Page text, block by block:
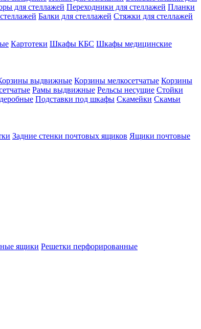
для стеллажей Переходники для стеллажей Планки
Балки для стеллажей Стяжки для стеллажей
Картотеки Шкафы КБС Шкафы медицинские
выдвижные Корзины мелкосетчатые Корзины
Рамы выдвижные Рельсы несущие Стойки
Подставки под шкафы Скамейки Скамьи
Задние стенки почтовых ящиков Ящики почтовые
ящики Решетки перфорированные